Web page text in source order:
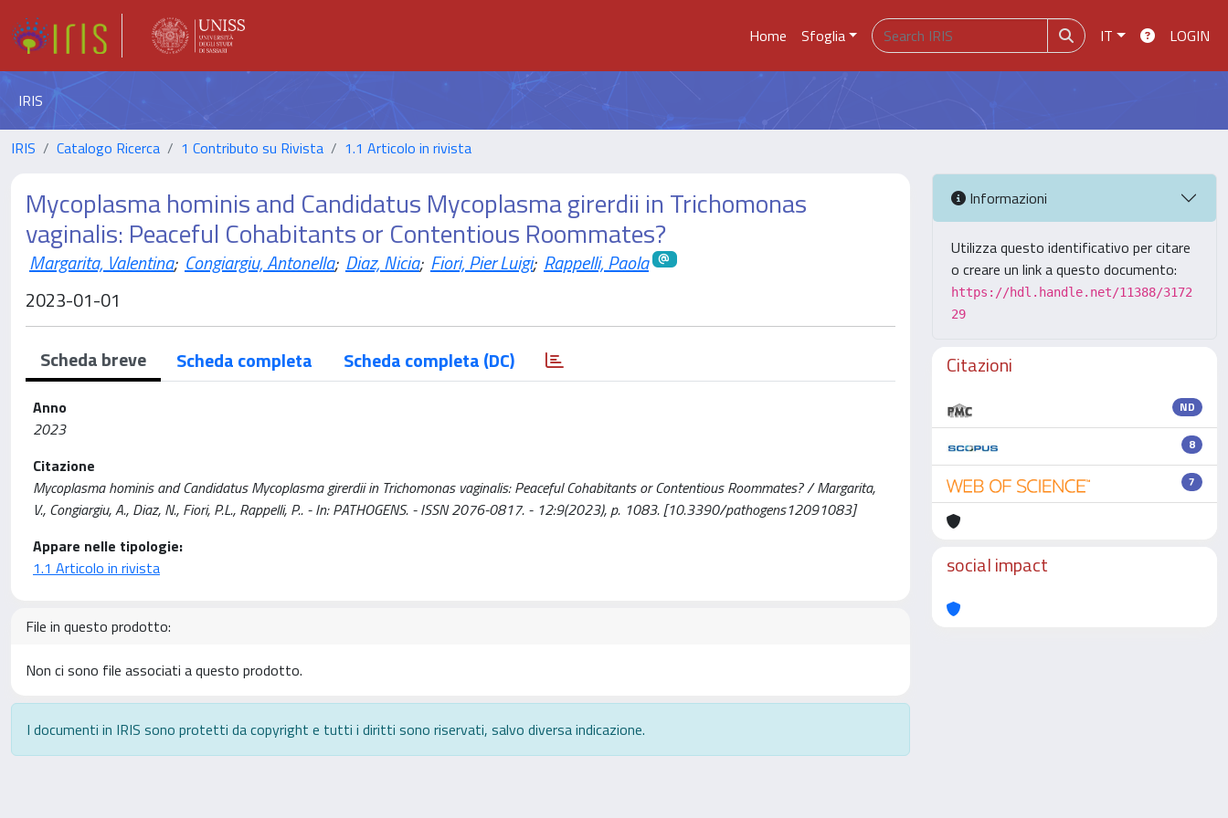
Home Sfoglia IT LOGIN
IRIS
IRIS Catalogo Ricerca 1 Contributo su Rivista 1.1 Articolo in rivista
Mycoplasma hominis and Candidatus Mycoplasma girerdii in Trichomonas
vaginalis: Peaceful Cohabitants or Contentious Roommates?
Margarita, Valentina; Congiargiu, Antonella; Diaz, Nicia; Fiori, Pier Luigi; Rappelli, Paola
2023-01-01
Scheda breve Scheda completa Scheda completa (DC)
Anno
2023
Citazione
Mycoplasma hominis and Candidatus Mycoplasma girerdii in Trichomonas vaginalis: Peaceful Cohabitants or Contentious Roommates? / Margarita,
V., Congiargiu, A., Diaz, N., Fiori, P.L., Rappelli, P.. - In: PATHOGENS. - ISSN 2076-0817. - 12:9(2023), p. 1083. [10.3390/pathogens12091083]
Appare nelle tipologie:
1.1 Articolo in rivista
File in questo prodotto:
Non ci sono file associati a questo prodotto.
I documenti in IRIS sono protetti da copyright e tutti i diritti sono riservati, salvo diversa indicazione.
Informazioni
Utilizza questo identificativo per citare
o creare un link a questo documento:
https://hdl.handle.net/11388/3172
29
Citazioni
ND
8
7
social impact